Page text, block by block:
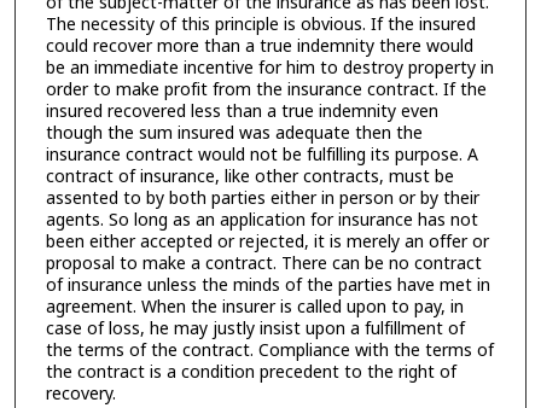
The necessity of this principle is obvious. If the insured
could recover more than a true indemnity there would
be an immediate incentive for him to destroy property in
order to make profit from the insurance contract. If the
insured recovered less than a true indemnity even
though the sum insured was adequate then the
insurance contract would not be fulfilling its purpose. A
contract of insurance, like other contracts, must be
assented to by both parties either in person or by their
agents. So long as an application for insurance has not
been either accepted or rejected, it is merely an offer or
proposal to make a contract. There can be no contract
of insurance unless the minds of the parties have met in
agreement. When the insurer is called upon to pay, in
case of loss, he may justly insist upon a fulfillment of
the terms of the contract. Compliance with the terms of
the contract is a condition precedent to the right of
recovery.